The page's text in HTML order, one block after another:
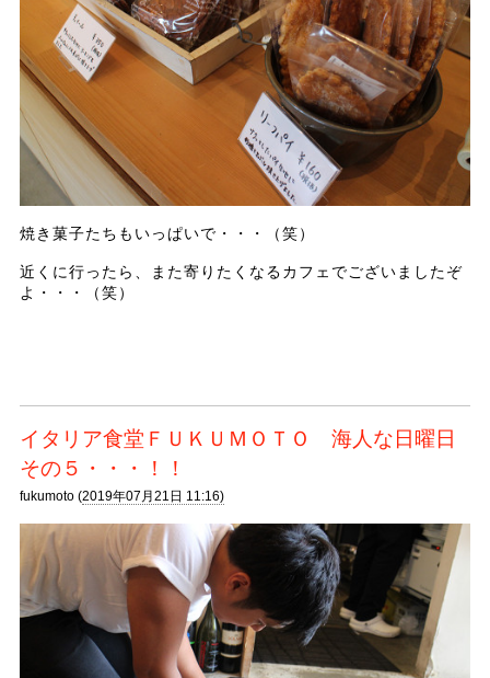
焼き菓子たちもいっぱいで・・・（笑）
近くに行ったら、また寄りたくなるカフェでございましたぞ
よ・・・（笑）
イタリア食堂ＦＵＫＵＭＯＴＯ 海人な日曜日
その５・・・！！
fukumoto (2019年07月21日 11:16)